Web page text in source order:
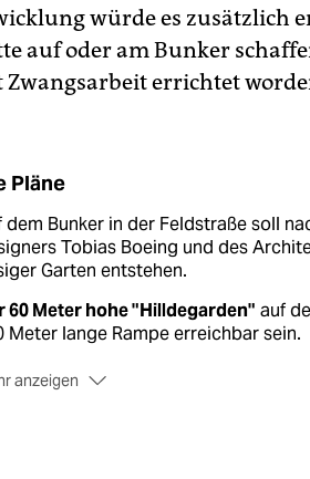
würde es zusätzlich
auf oder am Bunker
Zwangsarbeit errichtet
Pläne
dem Bunker in der Feldstraße soll
Tobias Boeing und des
Garten entstehen.
60 Meter hohe "Hilldegarden" auf
Meter lange Rampe erreichbar sein.
anzeigen